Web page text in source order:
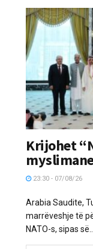
Krijohet
23:30 - 07/08/26
Arabia Saudite,
marrëveshje të
NATO-s, sipas së...